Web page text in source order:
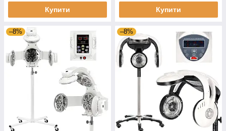
Купити Купити
–8% –8%